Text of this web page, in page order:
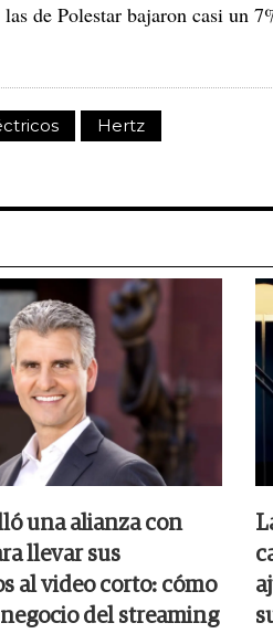
de Polestar bajaron casi un
Hertz
una alianza con
llevar sus
al video corto: cómo
del streaming